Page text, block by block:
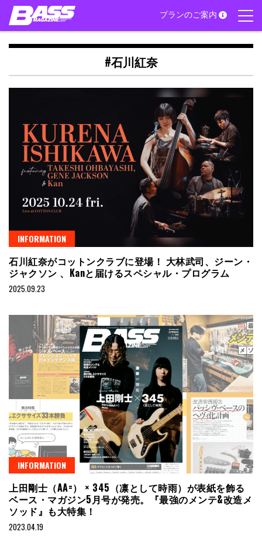
Skip
content
プランのご案内
#石川紅奈
INFORMATION
石川紅奈がコットンクラブに登場！ 大林武司、ジーン・
ジャクソン 、Kanと届けるスペシャル・プログラム
2025.09.23
INFORMATION
上田剛士（AA=） × 345（凛として時雨）が表紙を飾る
ベース・マガジン5月号が発売。『最強のメンテ&改造メ
ソッド』も大特集！
2023.04.19